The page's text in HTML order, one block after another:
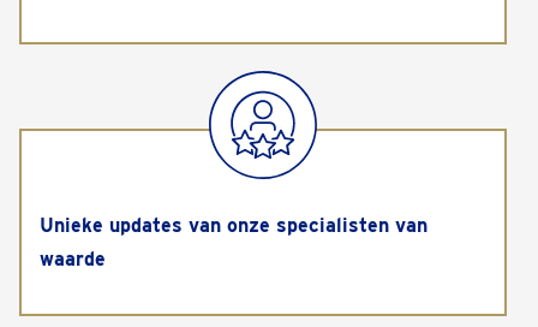
Unieke updates van onze specialisten van
waarde